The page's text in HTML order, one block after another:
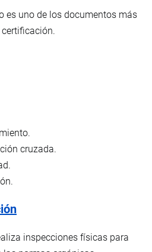
es uno de los documentos más
cruzada.
inspecciones físicas para